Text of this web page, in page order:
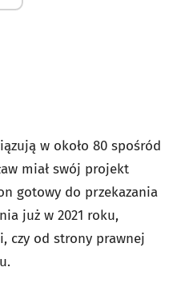
w około 80 spośród
miał swój projekt
gotowy do przekazania
już w 2021 roku,
czy od strony prawnej